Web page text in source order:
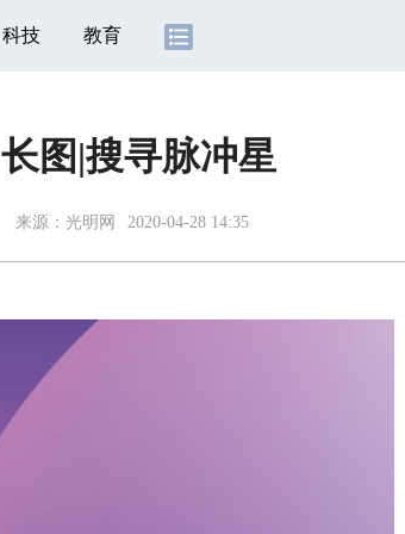
科技 教育
长图|搜寻脉冲星
来源： 光明网 2020-04-28 14:35